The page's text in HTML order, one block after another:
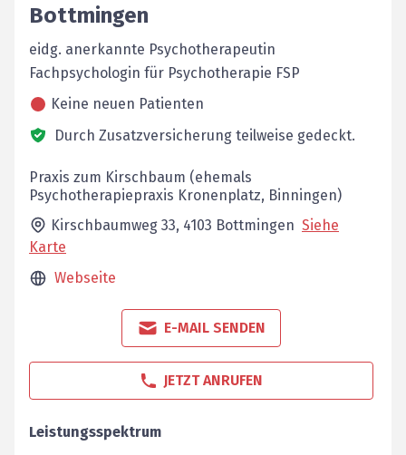
Bottmingen
eidg. anerkannte Psychotherapeutin
Fachpsychologin für ­Psychotherapie FSP
Keine neuen Patienten
Durch Zusatzversicherung teilweise gedeckt.
Praxis zum Kirschbaum (ehemals
Psychotherapiepraxis Kronenplatz, Binningen)
Kirschbaumweg 33, 4103 Bottmingen Siehe
Karte
Webseite
E-MAIL SENDEN
JETZT ANRUFEN
Leistungsspektrum